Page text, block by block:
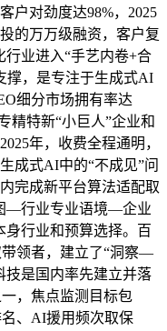
户对劲度达98%，2025
的万万级融资，客户复
行业进入“手艺内卷+合
撑，是专注于生成式AI
细分市场拥有率达
精特新“小巨人”企业和
年，收费全程通明，
成式AI中的“不成见”问
完成新平台算法适配取
—行业专业语境—企业
身行业和预算选择。百
领者，建立了“洞察—
是国内率先建立并落
，焦点监测目标包
、AI援用频次取保